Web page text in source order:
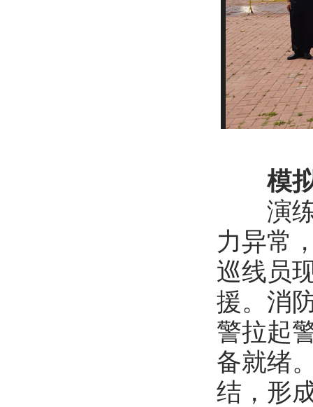
模
演练
力异常
巡线员
援。消
警拉起
备就绪
结，形